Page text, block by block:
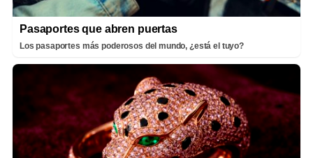
Pasaportes que abren puertas
Los pasaportes más poderosos del mundo, ¿está el tuyo?